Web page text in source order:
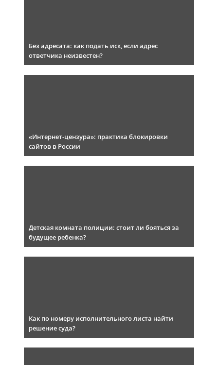
Без адресата: как подать иск, если адрес
ответчика неизвестен?
«Интернет-цензура»: практика блокировки
сайтов в России
Детская комната полиции: стоит ли бояться за
будущее ребенка?
Как по номеру исполнительного листа найти
решение суда?